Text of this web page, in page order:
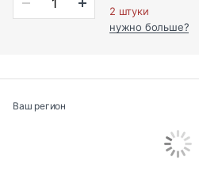
2 штуки
нужно больше?
Ваш регион